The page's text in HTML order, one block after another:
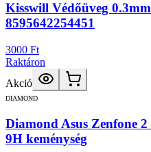
Kisswill Védőüveg
8595642254451
3000 Ft
Raktáron
Akció
DIAMOND
Diamond Asus Zenfone
9H keménység